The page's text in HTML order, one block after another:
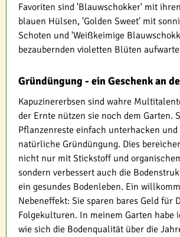
Favoriten sind 'Blauwschokker' mit
blauen Hülsen, 'Golden Sweet' mit
Schoten und 'Weißkeimige
bezaubernden violetten Blüten
Gründüngung - ein Geschenk an
Kapuzinererbsen sind wahre
der Ernte nützen sie noch dem Garten.
Pflanzenreste einfach unterhacken
natürliche Gründüngung. Dies
nicht nur mit Stickstoff und
sondern verbessert auch die
ein gesundes Bodenleben. Ein
Nebeneffekt: Sie sparen bares Geld für
Folgekulturen. In meinem Garten habe
wie sich die Bodenqualität über die